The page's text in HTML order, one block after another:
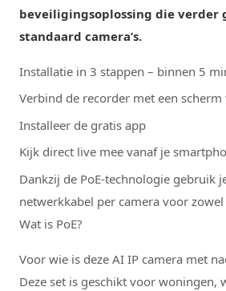
beveiligingsoplossing die verder
standaard camera’s.
Installatie in 3 stappen – binnen 5
Verbind de recorder met een
Installeer de gratis app
Kijk direct live mee vanaf je
Dankzij de PoE-technologie gebruik
netwerkkabel per camera voor
Wat is PoE?
Voor wie is deze AI IP camera met
Deze set is geschikt voor woningen,